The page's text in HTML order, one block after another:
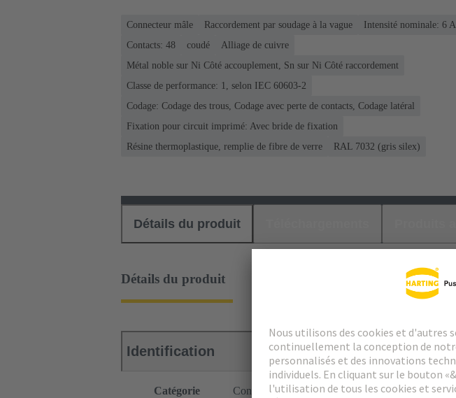
Connecteur mâle Raccordement par soudage à la vague
Intensité nominale: ‌6 A
Contacts: 48
coudé
Alliage de cuivre
Métal noble sur Ni Côté accouplement, Sn sur Ni Côté raccordement
Classe de performance: 1, selon IEC 60603-2
Codage: Codage des trous, Codage avec perte de contacts, Codage latéral
Fixation pour circuit imprimé: Avec bride de fixation
Résine thermoplastique, remplie de fibre de verre
RAL 7032 (gris silex)
Détails du produit
Détails du produit
Identification
Catégorie
Connecteurs